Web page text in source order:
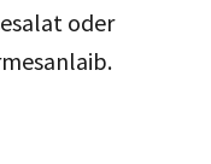
oder